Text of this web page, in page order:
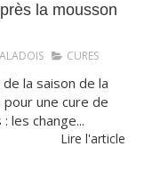
la mousson
CURES
la saison de la
une cure de
les change...
Lire l'article